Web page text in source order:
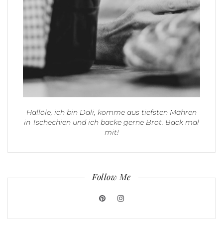
Hallöle, ich bin Dali, komme aus tiefsten Mähren
in Tschechien und ich backe gerne Brot. Back mal
mit!
Follow Me